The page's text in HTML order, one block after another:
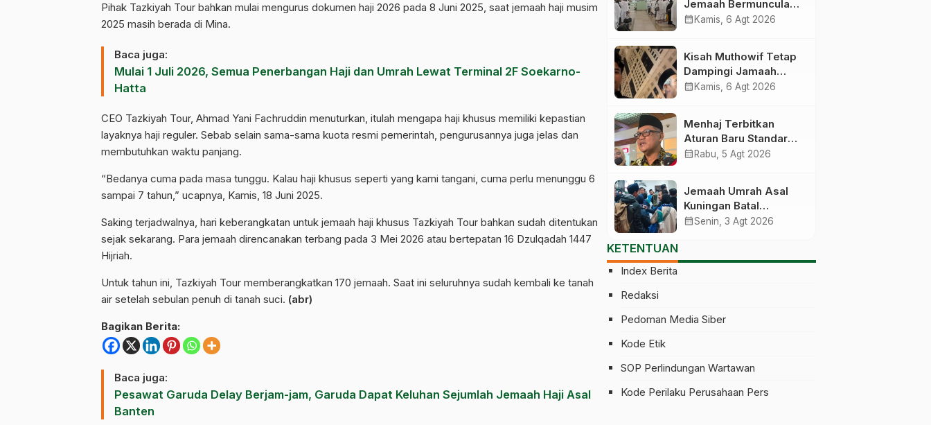
Pihak Tazkiyah Tour bahkan mulai mengurus dokumen haji 2026 pada 8 Juni 2025, saat jemaah haji musim
2025 masih berada di Mina.
Baca juga:
Mulai 1 Juli 2026, Semua Penerbangan Haji dan Umrah Lewat Terminal 2F Soekarno-
Hatta
CEO Tazkiyah Tour, Ahmad Yani Fachruddin menuturkan, itulah mengapa haji khusus memiliki kepastian
layaknya haji reguler. Sebab selain sama-sama kuota resmi pemerintah, pengurusannya juga jelas dan
membutuhkan waktu panjang.
“Bedanya cuma pada masa tunggu. Kalau haji khusus seperti yang kami tangani, cuma perlu menunggu 6
sampai 7 tahun,” ucapnya, Kamis, 18 Juni 2025.
Saking terjadwalnya, hari keberangkatan untuk jemaah haji khusus Tazkiyah Tour bahkan sudah ditentukan
sejak sekarang. Para jemaah direncanakan terbang pada 3 Mei 2026 atau bertepatan 16 Dzulqadah 1447
Hijriah.
Untuk tahun ini, Tazkiyah Tour memberangkatkan 170 jemaah. Saat ini seluruhnya sudah kembali ke tanah
air setelah sebulan penuh di tanah suci. (abr)
Bagikan Berita:
Baca juga:
Pesawat Garuda Delay Berjam-jam, Garuda Dapat Keluhan Sejumlah Jemaah Haji Asal
Banten
Jemaah Bermunculan,
Kemenhaj Operasikan
calendar_month Kamis, 6 Agt 2026
Kisah Muthowif Tetap
Dampingi Jamaah
Meski Tak Digaji,
Travel
calendar_month Kamis, 6 Agt 2026
Menhaj Terbitkan
Aturan Baru Standar
Kegiatan Usaha Travel
Melanggar
calendar_month Rabu, 5 Agt 2026
Jemaah Umrah Asal
Kuningan Batal
Berangkat Gegara Visa
calendar_monthSenin, 3 Agt 2026
KETENTUAN
Index Berita
Redaksi
Pedoman Media Siber
Kode Etik
SOP Perlindungan Wartawan
Kode Perilaku Perusahaan Pers